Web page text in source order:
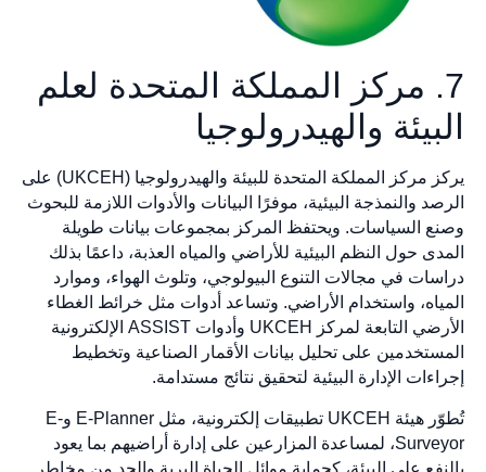
7. مركز المملكة المتحدة لعلم
البيئة والهيدرولوجيا
يركز مركز المملكة المتحدة للبيئة والهيدرولوجيا (UKCEH) على
الرصد والنمذجة البيئية، موفرًا البيانات والأدوات اللازمة للبحوث
وصنع السياسات. ويحتفظ المركز بمجموعات بيانات طويلة
المدى حول النظم البيئية للأراضي والمياه العذبة، داعمًا بذلك
دراسات في مجالات التنوع البيولوجي، وتلوث الهواء، وموارد
المياه، واستخدام الأراضي. وتساعد أدوات مثل خرائط الغطاء
الأرضي التابعة لمركز UKCEH وأدوات ASSIST الإلكترونية
المستخدمين على تحليل بيانات الأقمار الصناعية وتخطيط
إجراءات الإدارة البيئية لتحقيق نتائج مستدامة.
تُطوّر هيئة UKCEH تطبيقات إلكترونية، مثل E-Planner وE-
Surveyor، لمساعدة المزارعين على إدارة أراضيهم بما يعود
بالنفع على البيئة، كحماية موائل الحياة البرية والحد من مخاطر